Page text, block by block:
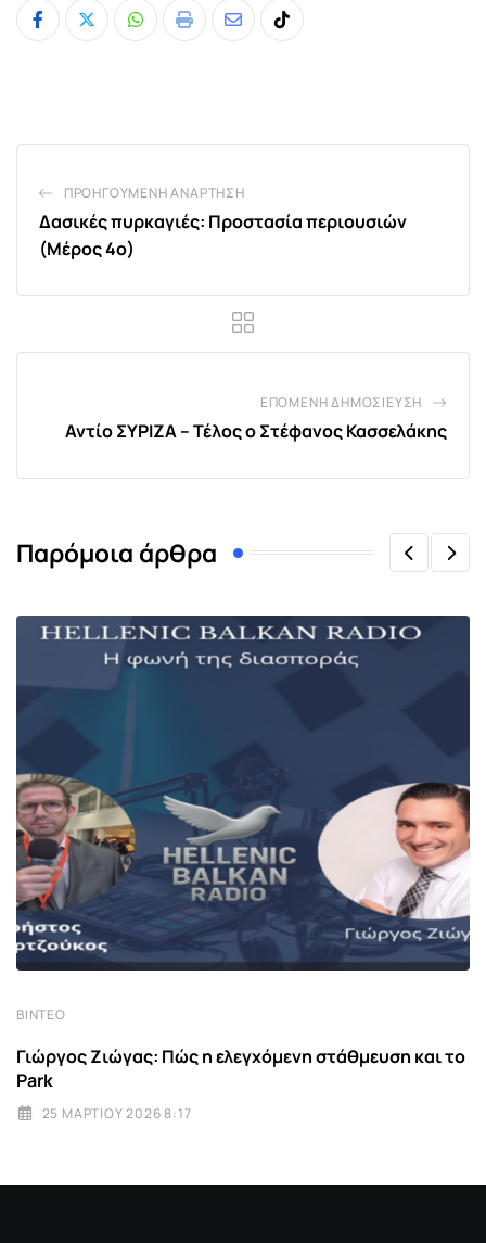
Whatsapp
Print
ShareTiktok
ΠΡΟΗΓΟΎΜΕΝΗ ΑΝΆΡΤΗΣΗ
Δασικές πυρκαγιές: Προστασία περιουσιών
(Μέρος 4ο)
ΕΠΌΜΕΝΗ ΔΗΜΟΣΊΕΥΣΗ
Αντίο ΣΥΡΙΖΑ – Τέλος ο Στέφανος Κασσελάκης
Παρόμοια άρθρα
ΒΊΝΤΕΟ
Γιώργος Ζιώγας: Πώς η ελεγχόμενη στάθμευση και το
Park
25 ΜΑΡΤΊΟΥ 2026 8:17